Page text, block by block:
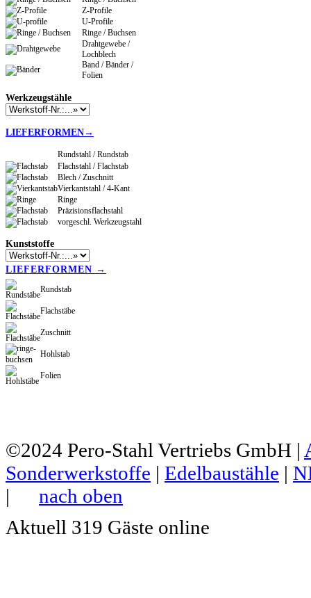
Z-Profile
U-Profile
Ringe / Buchsen
Drahtgewebe /
Lochblech
Band / Bänder /
Folien
Werkzeugstähle
LIEFERFORMEN→
Rundstahl / Rundstab
Flachstahl / Flachstab
Blech / Zuschnitt
Vierkantstahl / 4-Kant
Ringe
Präzisionsflachstahl
vorgeschl. Werkzeugstahl
Kunststoffe
LIEFERFORMEN →
Rundstab
Flachstäbe
Zuschnitt
Hohlstab
Folien
©2024 Pero-Stahl Vertriebs GmbH |
Sonderwerkstoffe | Edelbaustähle |
| nach oben
Aktuell 319 Gäste online